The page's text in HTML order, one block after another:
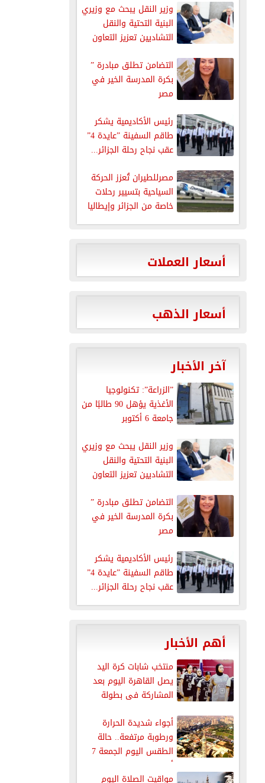
وزير النقل يبحث مع وزيري
البنية التحتية والنقل
التشاديين تعزيز التعاون
التضامن تطلق مبادرة ”
بكرة المدرسة الخير في
مصر
رئيس الأكاديمية يشكر
طاقم السفينة ”عايدة 4”
عقب نجاح رحلة الجزائر...
مصرللطيران تُعزز الحركة
السياحية بتسيير رحلات
خاصة من الجزائر وإيطاليا
إلى شرم...
أسعار العملات
أسعار الذهب
آخر الأخبار
”الزراعة”: تكنولوجيا
الأغذية يؤهل 90 طالبًا من
جامعة 6 أكتوبر
وزير النقل يبحث مع وزيري
البنية التحتية والنقل
التشاديين تعزيز التعاون
التضامن تطلق مبادرة ”
بكرة المدرسة الخير في
مصر
رئيس الأكاديمية يشكر
طاقم السفينة ”عايدة 4”
عقب نجاح رحلة الجزائر...
أهم الأخبار
منتخب شابات كرة اليد
يصل القاهرة اليوم بعد
المشاركة فى بطولة
أجواء شديدة الحرارة
ورطوبة مرتفعة.. حالة
الطقس اليوم الجمعة 7
أغسطس 2026
مواقيت الصلاة اليوم